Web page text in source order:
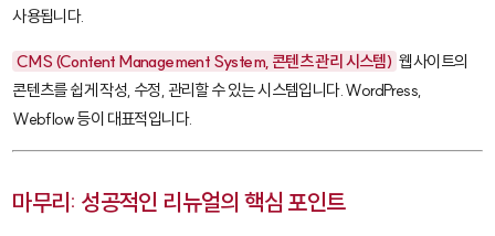
사용됩니다.
CMS (Content Management System, 콘텐츠 관리 시스템) 웹사이트의
콘텐츠를 쉽게 작성, 수정, 관리할 수 있는 시스템입니다.WordPress,
Webflow등이 대표적입니다.
마무리: 성공적인 리뉴얼의 핵심 포인트